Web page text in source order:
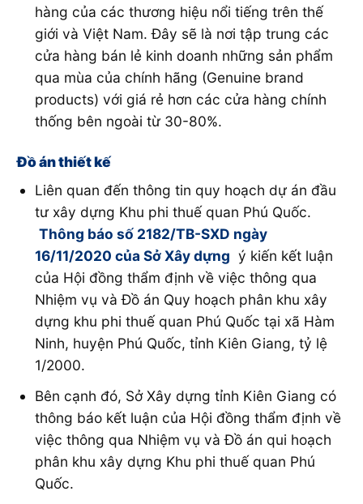
hàng của các thương hiệu nổi tiếng trên thế
giới và Việt Nam. Đây sẽ là nơi tập trung các
cửa hàng bán lẻ kinh doanh những sản phẩm
qua mùa của chính hãng (Genuine brand
products) với giá rẻ hơn các cửa hàng chính
thống bên ngoài từ 30-80%.
Đồ án thiết kế
Liên quan đến thông tin quy hoạch dự án đầu
tư xây dựng Khu phi thuế quan Phú Quốc.
Thông báo số 2182/TB-SXD ngày
16/11/2020 của Sở Xây dựng ý kiến kết luận
của Hội đồng thẩm định về việc thông qua
Nhiệm vụ và Đồ án Quy hoạch phân khu xây
dựng khu phi thuế quan Phú Quốc tại xã Hàm
Ninh, huyện Phú Quốc, tỉnh Kiên Giang, tỷ lệ
1/2000.
Bên cạnh đó, Sở Xây dựng tỉnh Kiên Giang có
thông báo kết luận của Hội đồng thẩm định về
việc thông qua Nhiệm vụ và Đồ án qui hoạch
phân khu xây dựng Khu phi thuế quan Phú
Quốc.